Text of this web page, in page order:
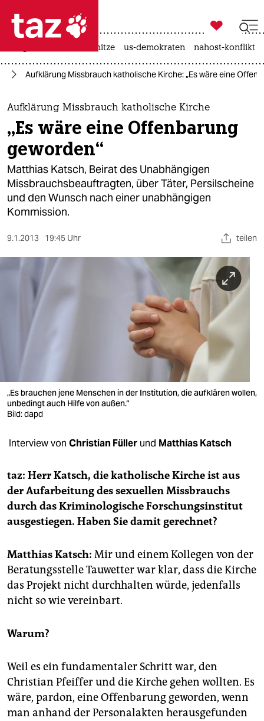
 taz zahl ich
taz zahl ich
themen
politik
öko
gesellschaft
kultur
sport
berlin
wahrheit
verlag
veranstaltungen
shop
fragen & hilfe
abo
genossenschaft
epaper login

taz zahl ich
hitze us-demokraten nahost-konflikt
Aufklärung Missbrauch katholische Kirche: „Es wäre eine
Aufklärung Missbrauch katholische Kirche
„Es wäre eine Offenbarung
geworden“
Matthias Katsch, Beirat des Unabhängigen
Missbrauchsbeauftragten, über Täter, Persilscheine
und den Wunsch nach einer unabhängigen
Kommission.
9.1.2013 19:45 Uhr teilen
„Es brauchen jene Menschen in der Institution, die aufklären wollen,
unbedingt auch Hilfe von außen.“
Bild: dapd
Interview von Christian Füller und Matthias Katsch
taz: Herr Katsch, die katholische Kirche ist aus
der Aufarbeitung des sexuellen Missbrauchs
durch das Kriminologische Forschungsinstitut
ausgestiegen. Haben Sie damit gerechnet?
Matthias Katsch: Mir und einem Kollegen von der
Beratungsstelle Tauwetter war klar, dass die Kirche
das Projekt nicht durchhalten würde, jedenfalls
nicht so wie vereinbart.
Warum?
Weil es ein fundamentaler Schritt war, den
Christian Pfeiffer und die Kirche gehen wollten. Es
wäre, pardon, eine Offenbarung geworden, wenn
man anhand der Personalakten herausgefunden